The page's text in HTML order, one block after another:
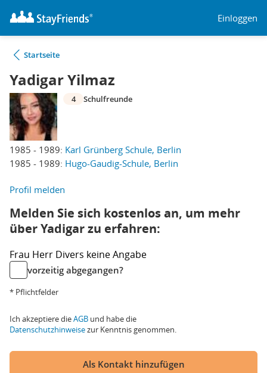
Einloggen
Startseite
Yadigar Yilmaz
1985 - 1989: Karl Grünberg Schule, Berlin
1985 - 1989: Hugo-Gaudig-Schule, Berlin
4 Schulfreunde
Profil melden
Melden Sie sich kostenlos an, um mehr
über Yadigar zu erfahren:
Frau Herr Divers keine Angabe
vorzeitig abgegangen?
* Pflichtfelder
Ich akzeptiere dieAGB und habe die
Datenschutzhinweisezur Kenntnis genommen.
Als Kontakt hinzufügen